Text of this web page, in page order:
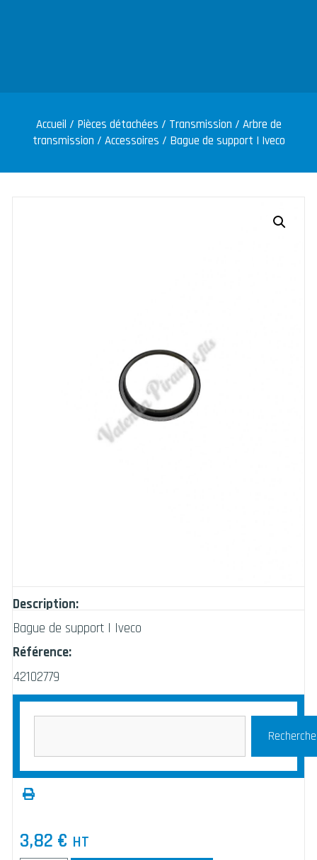
Accueil / Pièces détachées / Transmission / Arbre de
transmission / Accessoires / Bague de support | Iveco
Description:
Bague de support | Iveco
Référence:
42102779
3,82 € HT